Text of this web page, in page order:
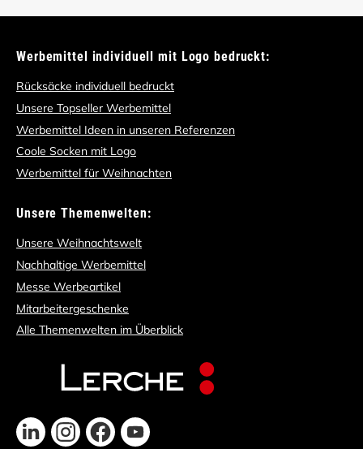
Werbemittel individuell mit Logo bedruckt:
Rücksäcke individuell bedruckt
Unsere Topseller Werbemittel
Werbemittel Ideen in unseren Referenzen
Coole Socken mit Logo
Werbemittel für Weihnachten
Unsere Themenwelten:
Unsere Weihnachtswelt
Nachhaltige Werbemittel
Messe Werbeartikel
Mitarbeitergeschenke
Alle Themenwelten im Überblick